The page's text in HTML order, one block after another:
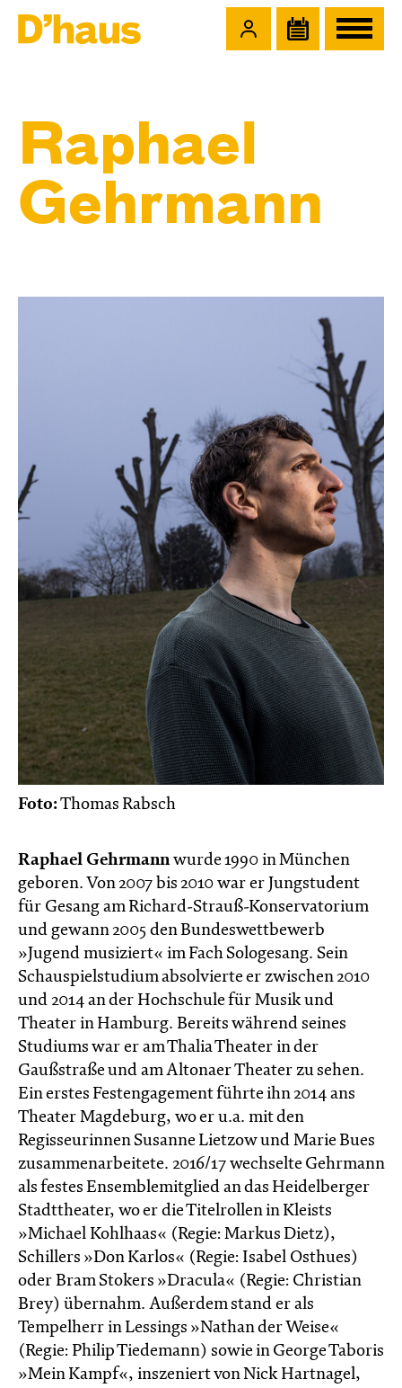
Raphael
Gehrmann
Foto:Thomas Rabsch
Raphael Gehrmann wurde 1990 in München
geboren. Von 2007 bis 2010 war er Jungstudent
für Gesang am Richard-Strauß-Konservatorium
und gewann 2005 den Bundeswettbewerb
»Jugend musiziert« im Fach Sologesang. Sein
Schauspielstudium absolvierte er zwischen 2010
und 2014 an der Hochschule für Musik und
Theater in Hamburg. Bereits während seines
Studiums war er am Thalia Theater in der
Gaußstraße und am Altonaer Theater zu sehen.
Ein erstes Festengagement führte ihn 2014 ans
Theater Magdeburg, wo er u.a. mit den
Regisseurinnen Susanne Lietzow und Marie Bues
zusammenarbeitete. 2016/17 wechselte Gehrmann
als festes Ensemblemitglied an das Heidelberger
Stadttheater, wo er die Titelrollen in Kleists
»Michael Kohlhaas« (Regie: Markus Dietz),
Schillers »Don Karlos« (Regie: Isabel Osthues)
oder Bram Stokers »Dracula« (Regie: Christian
Brey) übernahm. Außerdem stand er als
Tempelherr in Lessings »Nathan der Weise«
(Regie: Philip Tiedemann) sowie in George Taboris
»Mein Kampf«, inszeniert von Nick Hartnagel,